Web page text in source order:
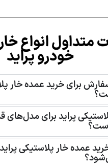
متداول انواع
خودرو پراید
برای خرید عمده خار
پراید برای
خرید عمده خار پلاستیکی